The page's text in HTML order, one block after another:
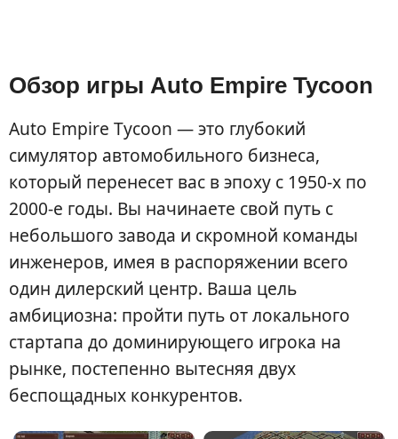
Обзор игры Auto Empire Tycoon
Auto Empire Tycoon — это глубокий
симулятор автомобильного бизнеса,
который перенесет вас в эпоху с 1950-х по
2000-е годы. Вы начинаете свой путь с
небольшого завода и скромной команды
инженеров, имея в распоряжении всего
один дилерский центр. Ваша цель
амбициозна: пройти путь от локального
стартапа до доминирующего игрока на
рынке, постепенно вытесняя двух
беспощадных конкурентов.